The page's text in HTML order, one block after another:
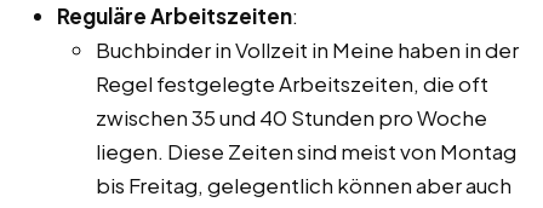
Reguläre Arbeitszeiten:
Buchbinder in Vollzeit in Meine haben in der
Regel festgelegte Arbeitszeiten, die oft
zwischen 35 und 40 Stunden pro Woche
liegen. Diese Zeiten sind meist von Montag
bis Freitag, gelegentlich können aber auch